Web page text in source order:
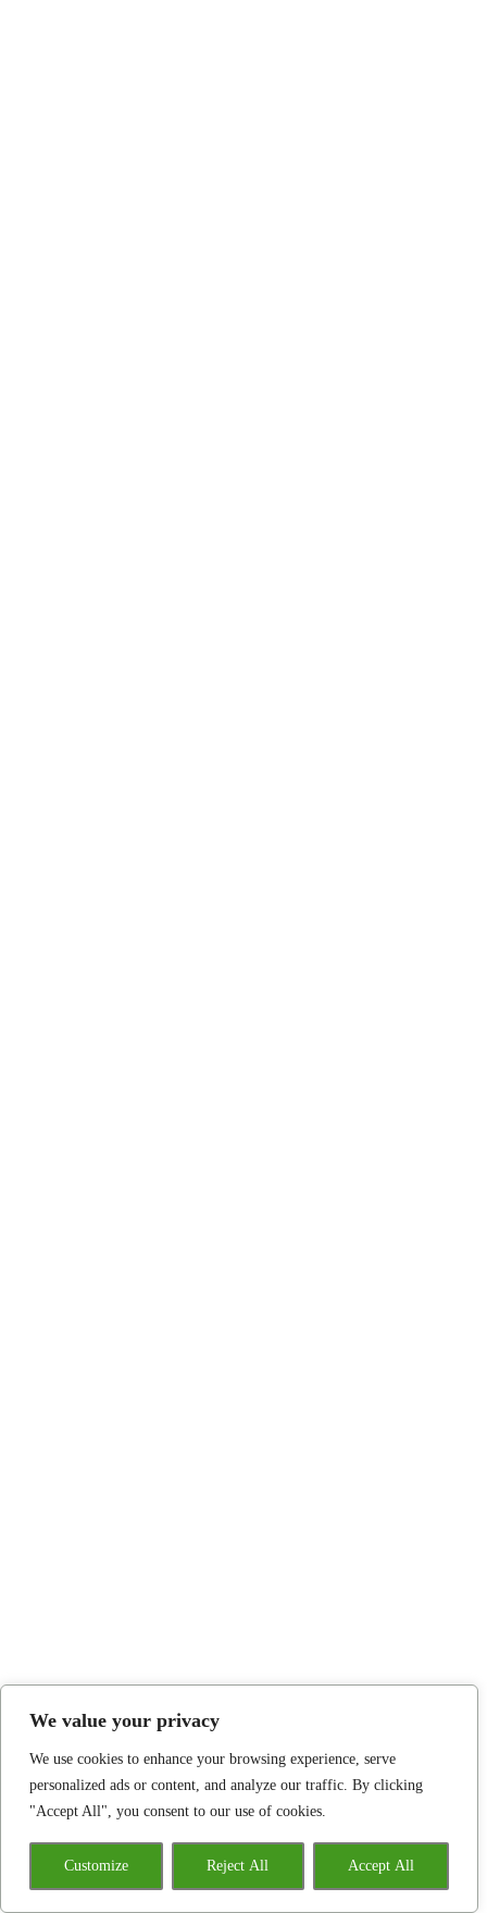
We value your privacy
We use cookies to enhance your browsing experience, serve
personalized ads or content, and analyze our traffic. By clicking
"Accept All", you consent to our use of cookies.
Customize Reject All Accept All